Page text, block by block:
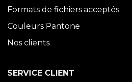
Formats de fichiers acceptés
Couleurs Pantone
Nos clients
SERVICE CLIENT